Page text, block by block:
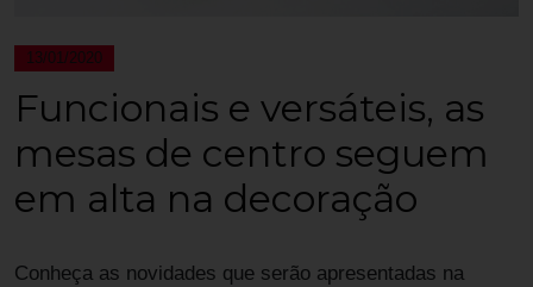
13/01/2020
Funcionais e versáteis, as
mesas de centro seguem
em alta na decoração
Conheça as novidades que serão apresentadas na